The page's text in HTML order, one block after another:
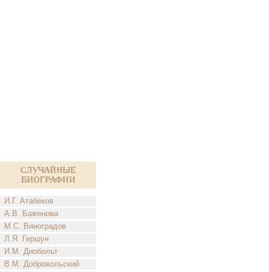
Случайные
биографии
И.Г. Атабеков
А.В. Баженова
М.С. Виноградов
Л.Я. Гершун
И.М. Диобольт
В.М. Добровольский